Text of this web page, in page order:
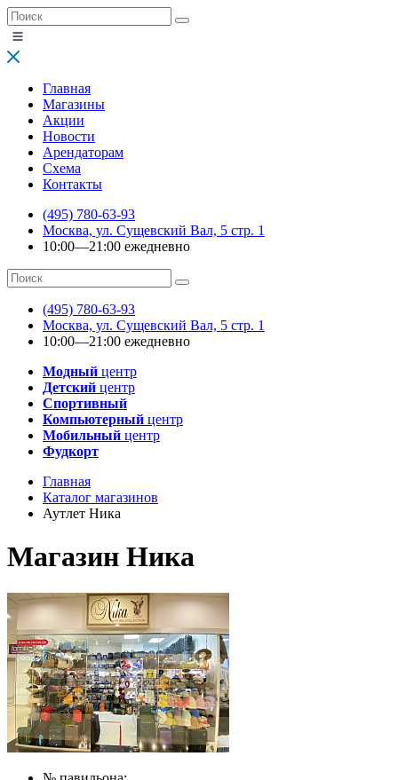
Главная
Магазины
Акции
Новости
Арендаторам
Схема
Контакты
(495) 780-63-93
Москва, ул. Сущевский Вал, 5 стр. 1
10:00—21:00 ежедневно
(495) 780-63-93
Москва, ул. Сущевский Вал, 5 стр. 1
10:00—21:00 ежедневно
Модный центр
Детский центр
Спортивный
Компьютерный центр
Мобильный центр
Фудкорт
Главная
Каталог магазинов
Аутлет Ника
Магазин Ника